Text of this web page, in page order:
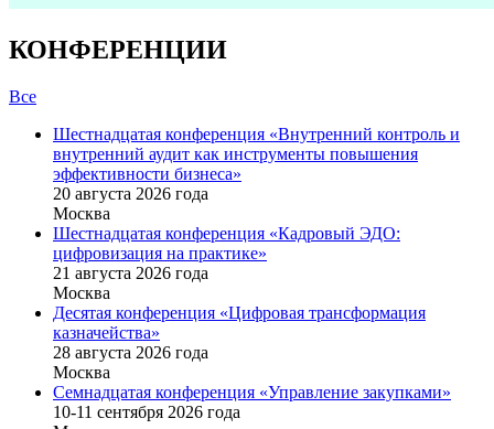
КОНФЕРЕНЦИИ
Все
Шестнадцатая конференция «Внутренний контроль и
внутренний аудит как инструменты повышения
эффективности бизнеса»
20 августа 2026 года
Москва
Шестнадцатая конференция «Кадровый ЭДО:
цифровизация на практике»
21 августа 2026 года
Москва
Десятая конференция «Цифровая трансформация
казначейства»
28 августа 2026 года
Москва
Семнадцатая конференция «Управление закупками»
10-11 сентября 2026 года